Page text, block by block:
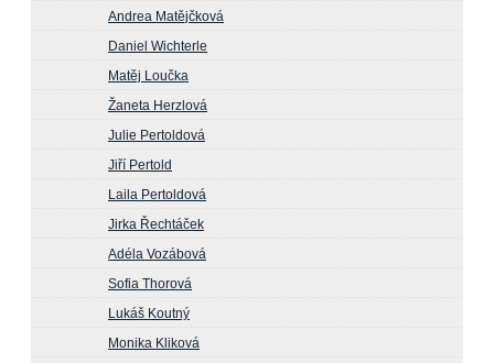
Andrea Matějčková
Daniel Wichterle
Matěj Loučka
Žaneta Herzlová
Julie Pertoldová
Jiří Pertold
Laila Pertoldová
Jirka Řechtáček
Adéla Vozábová
Sofia Thorová
Lukáš Koutný
Monika Kliková